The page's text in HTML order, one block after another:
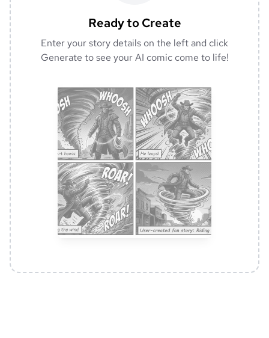
Ready to Create
Enter your story details on the left and click
Generate to see your AI comic come to life!